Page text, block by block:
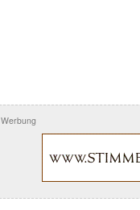
Werbung